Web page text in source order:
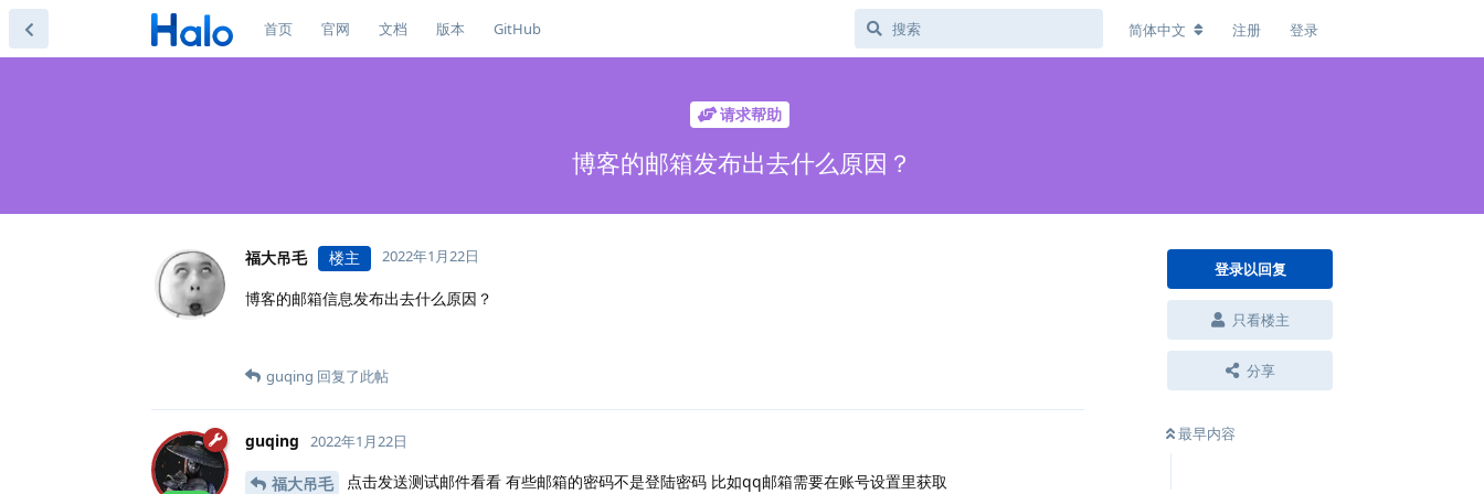
首页 官网 文档 版本 GitHub 简体中文 注册 登录
请求帮助
博客的邮箱发布出去什么原因？
登录以回复
只看楼主
分享
最早内容
福大吊毛 楼主 2022年1月22日
博客的邮箱信息发布出去什么原因？
guqing 回复了此帖
guqing 2022年1月22日
福大吊毛 点击发送测试邮件看看 有些邮箱的密码不是登陆密码 比如qq邮箱需要在账号设置里获取